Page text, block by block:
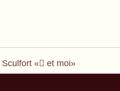
« et moi»